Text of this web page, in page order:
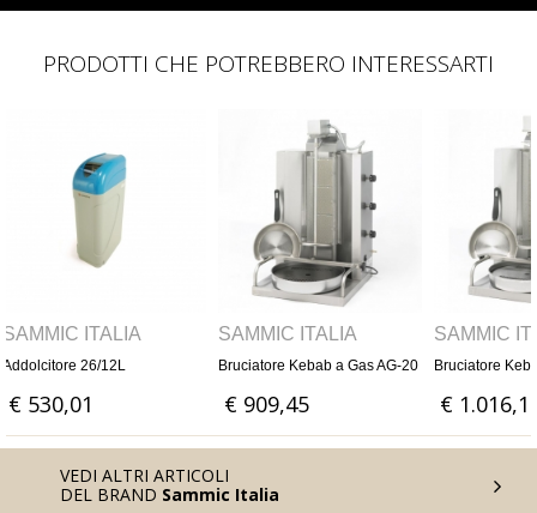
PRODOTTI CHE POTREBBERO INTERESSARTI
SAMMIC ITALIA
Bruciatore Kebab a Gas AG-20
€ 909,45
SAMMIC ITALIA
Bruciatore Kebab a Gas AG-30
€ 1.016,17
SAMMIC
Tagliaverdure
€
VEDI ALTRI ARTICOLI
DEL BRAND Sammic Italia